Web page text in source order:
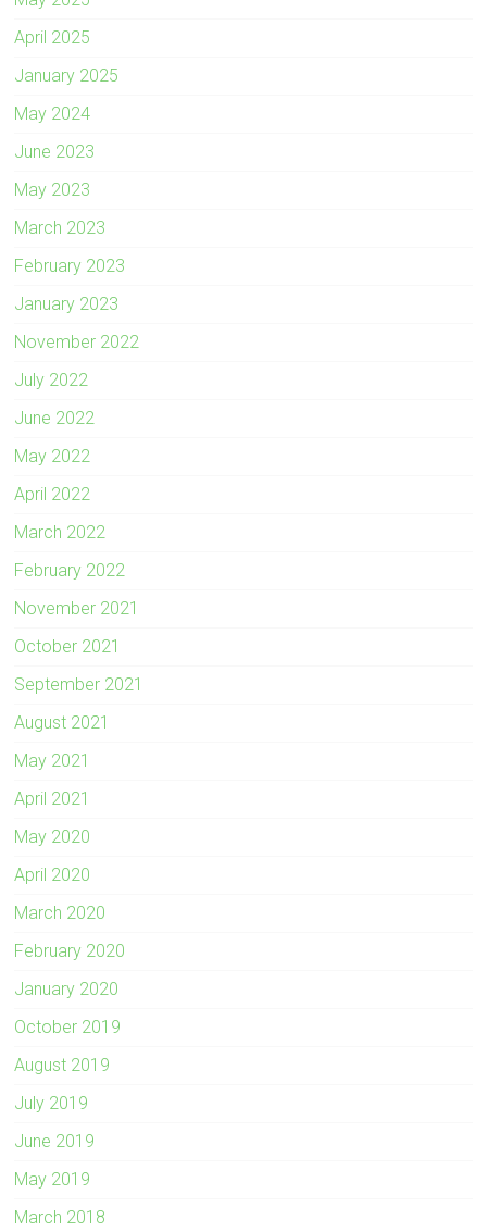
April 2025
January 2025
May 2024
June 2023
May 2023
March 2023
February 2023
January 2023
November 2022
July 2022
June 2022
May 2022
April 2022
March 2022
February 2022
November 2021
October 2021
September 2021
August 2021
May 2021
April 2021
May 2020
April 2020
March 2020
February 2020
January 2020
October 2019
August 2019
July 2019
June 2019
May 2019
March 2018